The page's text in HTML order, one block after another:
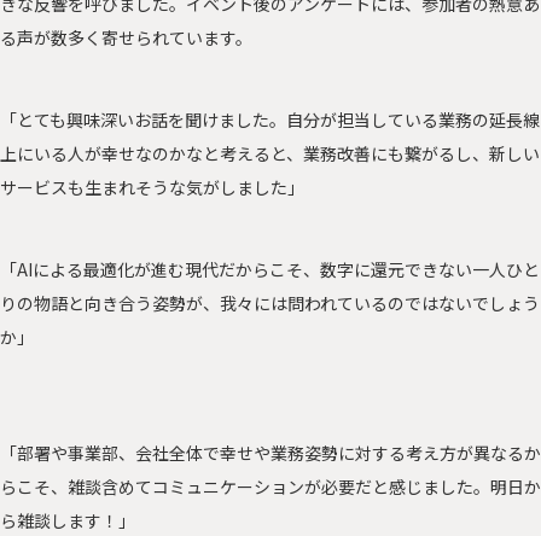
る声が数多く寄せられています。
「とても興味深いお話を聞けました。自分が担当している業務の延長線
上にいる人が幸せなのかなと考えると、業務改善にも繋がるし、新しい
サービスも生まれそうな気がしました」
「AIによる最適化が進む現代だからこそ、数字に還元できない一人ひと
りの物語と向き合う姿勢が、我々には問われているのではないでしょう
か」
「部署や事業部、会社全体で幸せや業務姿勢に対する考え方が異なるか
らこそ、雑談含めてコミュニケーションが必要だと感じました。明日か
ら雑談します！」